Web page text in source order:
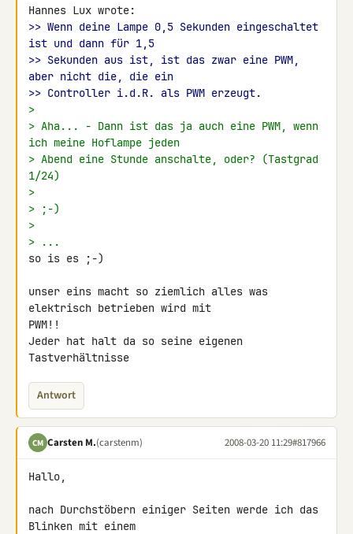
>> Wenn deine Lampe 0,5 Sekunden eingeschaltet
ist und dann für 1,5
>> Sekunden aus ist, ist das zwar eine PWM,
aber nicht die, die ein
>> Controller i.d.R. als PWM erzeugt.
>
> Aha... - Dann ist das ja auch eine PWM, wenn
ich meine Hoflampe jeden
> Abend eine Stunde anschalte, oder? (Tastgrad
1/24)
>
> ;-)
>
> ...
so is es ;-)
unser eins macht so ziemlich alles was
elektrisch betrieben wird mit
PWM!!
Jeder hat halt da so seine eigenen
Tastverhältnisse
Antwort
CM Carsten M.(carstenm) 2008-03-20 11:29#817966
Hallo,
nach Durchstöbern einiger Seiten werde ich das
Blinken mit einem